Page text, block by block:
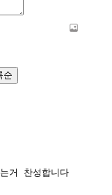
순
거 찬성합니다